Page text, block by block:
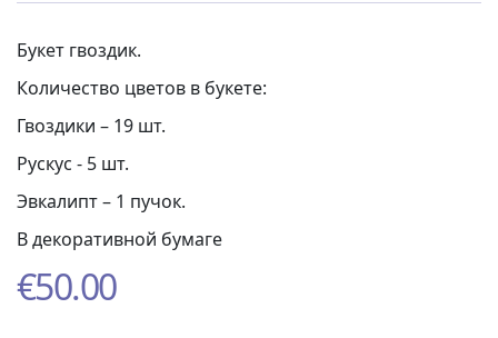
Букет гвоздик.
Количество цветов в букете:
Гвоздики – 19 шт.
Рускус - 5 шт.
Эвкалипт – 1 пучок.
В декоративной бумаге
€50.00